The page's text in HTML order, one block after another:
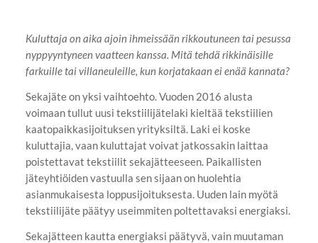
Kuluttaja on aika ajoin ihmeissään rikkoutuneen tai pesussa
nyppyyntyneen vaatteen kanssa. Mitä tehdä rikkinäisille
farkuille tai villaneuleille, kun korjatakaan ei enää kannata?
Sekajäte on yksi vaihtoehto. Vuoden 2016 alusta
voimaan tullut uusi tekstiilijätelaki kieltää tekstiilien
kaatopaikkasijoituksen yrityksiltä. Laki ei koske
kuluttajia, vaan kuluttajat voivat jatkossakin laittaa
poistettavat tekstiilit sekajätteeseen. Paikallisten
jäteyhtiöiden vastuulla sen sijaan on huolehtia
asianmukaisesta loppusijoituksesta. Uuden lain myötä
tekstiilijäte päätyy useimmiten poltettavaksi energiaksi.
Sekajätteen kautta energiaksi päätyvä, vain muutaman